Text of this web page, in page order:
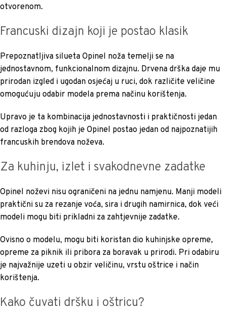
otvorenom.
Francuski dizajn koji je postao klasik
Prepoznatljiva silueta Opinel noža temelji se na
jednostavnom, funkcionalnom dizajnu. Drvena drška daje mu
prirodan izgled i ugodan osjećaj u ruci, dok različite veličine
omogućuju odabir modela prema načinu korištenja.
Upravo je ta kombinacija jednostavnosti i praktičnosti jedan
od razloga zbog kojih je Opinel postao jedan od najpoznatijih
francuskih brendova noževa.
Za kuhinju, izlet i svakodnevne zadatke
Opinel noževi nisu ograničeni na jednu namjenu. Manji modeli
praktični su za rezanje voća, sira i drugih namirnica, dok veći
modeli mogu biti prikladni za zahtjevnije zadatke.
Ovisno o modelu, mogu biti koristan dio kuhinjske opreme,
opreme za piknik ili pribora za boravak u prirodi. Pri odabiru
je najvažnije uzeti u obzir veličinu, vrstu oštrice i način
korištenja.
Kako čuvati dršku i oštricu?